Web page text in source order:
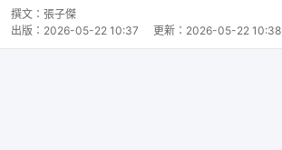
撰文： 張子傑
出版： 2026-05-22 10:37 更新： 2026-05-22 10:38